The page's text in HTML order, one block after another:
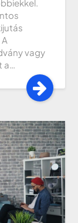
vagy
a…